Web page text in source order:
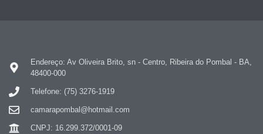
Endereço: Av Oliveira Brito, sn - Centro, Ribeira do Pombal - BA,
48400-000
Telefone: (75) 3276-1919
camarapombal@hotmail.com
CNPJ: 16.299.372/0001-09